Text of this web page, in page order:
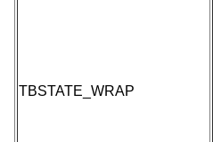
TBSTATE_WRAP